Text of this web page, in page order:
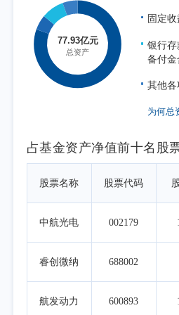
固定
银行
备付金
其他
为何总
占基金资产净值前十名股
股票名称 股票代码
中航光电 002179
睿创微纳 688002
航发动力 600893